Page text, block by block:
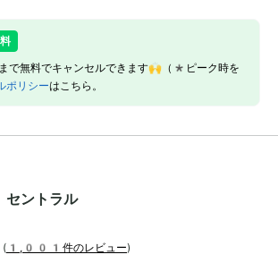
無料でキャンセルできます🙌（*ピーク時を
ポリシーはこちら。
ントラル
( 1,001件のレビュー)